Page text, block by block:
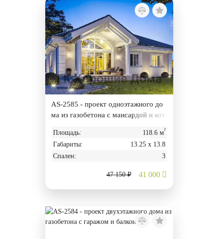
AS-2585 - проект одноэтажного до
ма из газобетона с мансардой и кот
Площадь: 118.6 м²
Габариты:
13.25 х 13.8
Спален:
3
47 150 ₽ 41 000